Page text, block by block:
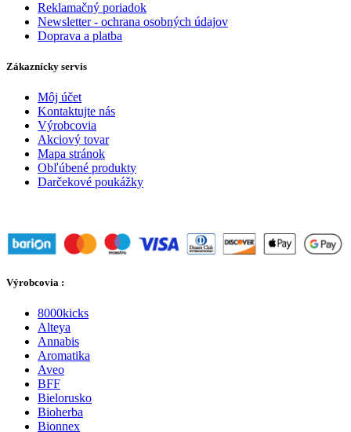
Reklamačný poriadok
Newsletter - ochrana osobných údajov
Doprava a platba
Zákaznícky servis
Môj účet
Kontaktujte nás
Výrobcovia
Akciový tovar
Mapa stránok
Obľúbené produkty
Darčekové poukážky
Výrobcovia :
8000kicks
Alteya
Annabis
Aromatika
Aveo
BFF
Bielorusko
Bioherba
Bionnex